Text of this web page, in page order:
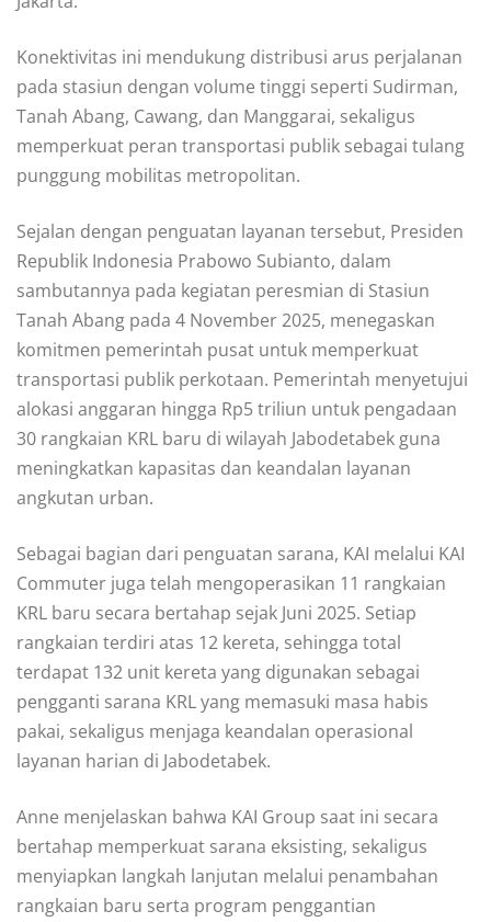
Konektivitas ini mendukung distribusi arus perjalanan
pada stasiun dengan volume tinggi seperti Sudirman,
Tanah Abang, Cawang, dan Manggarai, sekaligus
memperkuat peran transportasi publik sebagai tulang
punggung mobilitas metropolitan.
Sejalan dengan penguatan layanan tersebut, Presiden
Republik Indonesia Prabowo Subianto, dalam
sambutannya pada kegiatan peresmian di Stasiun
Tanah Abang pada 4 November 2025, menegaskan
komitmen pemerintah pusat untuk memperkuat
transportasi publik perkotaan. Pemerintah menyetujui
alokasi anggaran hingga Rp5 triliun untuk pengadaan
30 rangkaian KRL baru di wilayah Jabodetabek guna
meningkatkan kapasitas dan keandalan layanan
angkutan urban.
Sebagai bagian dari penguatan sarana, KAI melalui KAI
Commuter juga telah mengoperasikan 11 rangkaian
KRL baru secara bertahap sejak Juni 2025. Setiap
rangkaian terdiri atas 12 kereta, sehingga total
terdapat 132 unit kereta yang digunakan sebagai
pengganti sarana KRL yang memasuki masa habis
pakai, sekaligus menjaga keandalan operasional
layanan harian di Jabodetabek.
Anne menjelaskan bahwa KAI Group saat ini secara
bertahap memperkuat sarana eksisting, sekaligus
menyiapkan langkah lanjutan melalui penambahan
rangkaian baru serta program penggantian